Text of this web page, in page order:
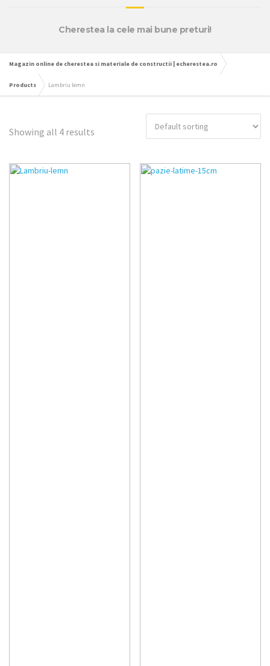
Cherestea la cele mai bune preturi!
Magazin online de cherestea si materiale de constructii | echerestea.ro
Products Lambriu lemn
Showing all 4 results